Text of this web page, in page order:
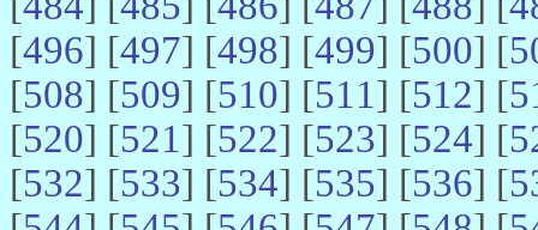
[496] [497] [498] [499] [500] [
[508] [509] [510] [511] [512] [
[520] [521] [522] [523] [524] [
[532] [533] [534] [535] [536] [